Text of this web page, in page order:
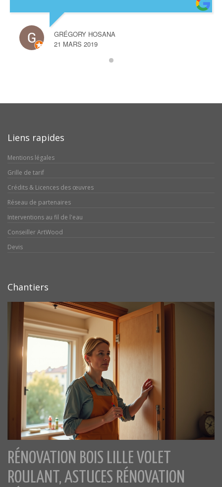
GRÉGORY HOSANA
21 MARS 2019
Liens rapides
Mentions légales
Grille de tarif
Crédits & Licences des œuvres
Réseau de partenaires
Interventions au fil de l'eau
Conseiller ArtWood
Devis
Chantiers
RÉNOVATION BOIS LILLE VOLET
ROULANT, ASTUCES RÉNOVATION